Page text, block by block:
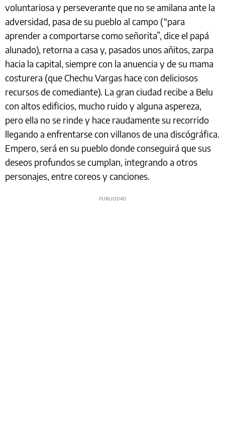
voluntariosa y perseverante que no se amilana ante la
adversidad, pasa de su pueblo al campo (“para
aprender a comportarse como señorita”, dice el papá
alunado), retorna a casa y, pasados unos añitos, zarpa
hacia la capital, siempre con la anuencia y de su mama
costurera (que Chechu Vargas hace con deliciosos
recursos de comediante). La gran ciudad recibe a Belu
con altos edificios, mucho ruido y alguna aspereza,
pero ella no se rinde y hace raudamente su recorrido
llegando a enfrentarse con villanos de una discógráfica.
Empero, será en su pueblo donde conseguirá que sus
deseos profundos se cumplan, integrando a otros
personajes, entre coreos y canciones.